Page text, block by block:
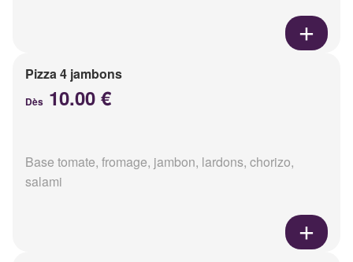
Pizza 4 jambons
Dès 10.00 €
Base tomate, fromage, jambon, lardons, chorizo,
salami